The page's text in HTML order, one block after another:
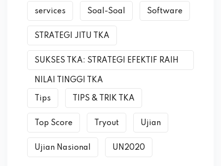
services Soal-Soal Software
STRATEGI JITU TKA
SUKSES TKA: STRATEGI EFEKTIF RAIH
NILAI TINGGI TKA
Tips TIPS & TRIK TKA
Top Score Tryout Ujian
Ujian Nasional UN2020